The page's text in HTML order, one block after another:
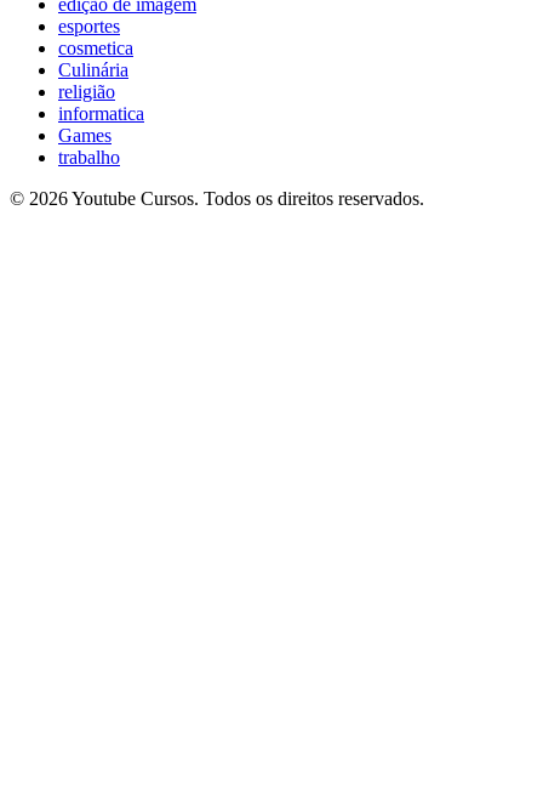
esportes
cosmetica
Culinária
religião
informatica
Games
trabalho
© 2026 Youtube Cursos. Todos os direitos reservados.